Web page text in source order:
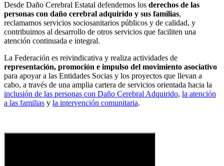
Desde Daño Cerebral Estatal defendemos los derechos de las
personas con daño cerebral adquirido y sus familias,
reclamamos servicios sociosanitarios públicos y de calidad, y
contribuimos al desarrollo de otros servicios que faciliten una
atención continuada e integral.
La Federación es reivindicativa y realiza actividades de
representación, promoción e impulso del movimiento asociativo
para apoyar a las Entidades Socias y los proyectos que llevan a
cabo, a través de una amplia cartera de servicios orientada hacia la
inclusión de las personas con Daño Cerebral Adquirido, la atención
a las familias y la intervención comunitaria.